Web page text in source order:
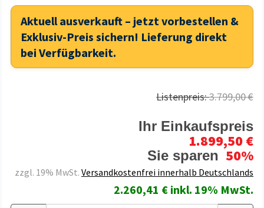
Aktuell ausverkauft – jetzt vorbestellen &
Exklusiv-Preis sichern! Lieferung direkt
bei Verfügbarkeit.
Listenpreis:3.799,00 €
Ihr Einkaufspreis
1.899,50 €
Sie sparen 50%
zzgl. 19% MwSt. Versandkostenfrei innerhalb Deutschlands
2.260,41 € inkl. 19% MwSt.